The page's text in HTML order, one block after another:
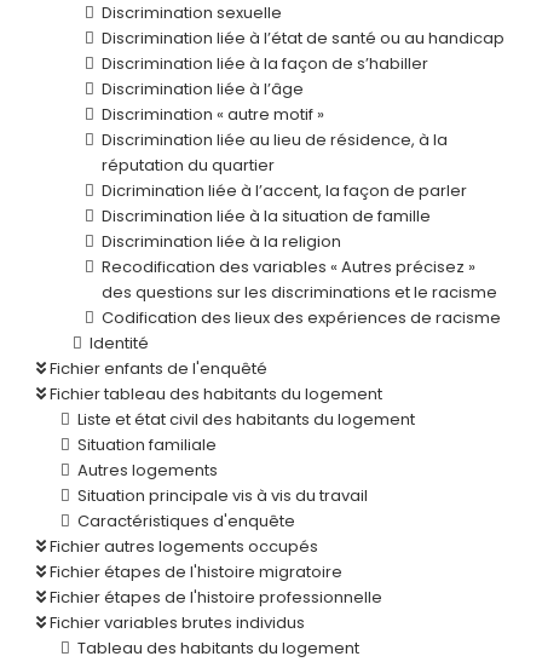
Discrimination sexuelle
Discrimination liée à l’état de santé ou au handicap
Discrimination liée à la façon de s’habiller
Discrimination liée à l’âge
Discrimination « autre motif »
Discrimination liée au lieu de résidence, à la
réputation du quartier
Dicrimination liée à l’accent, la façon de parler
Discrimination liée à la situation de famille
Discrimination liée à la religion
Recodification des variables « Autres précisez »
des questions sur les discriminations et le racisme
Codification des lieux des expériences de racisme
Identité
Fichier enfants de l'enquêté
Fichier tableau des habitants du logement
Liste et état civil des habitants du logement
Situation familiale
Autres logements
Situation principale vis à vis du travail
Caractéristiques d'enquête
Fichier autres logements occupés
Fichier étapes de l'histoire migratoire
Fichier étapes de l'histoire professionnelle
Fichier variables brutes individus
Tableau des habitants du logement